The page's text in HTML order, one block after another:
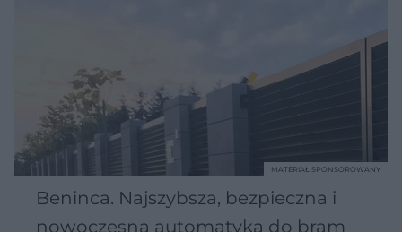
Beninca. Najszybsza, bezpieczna i
nowoczesna automatyka do bram
MATERIAŁ SPONSOROWANY